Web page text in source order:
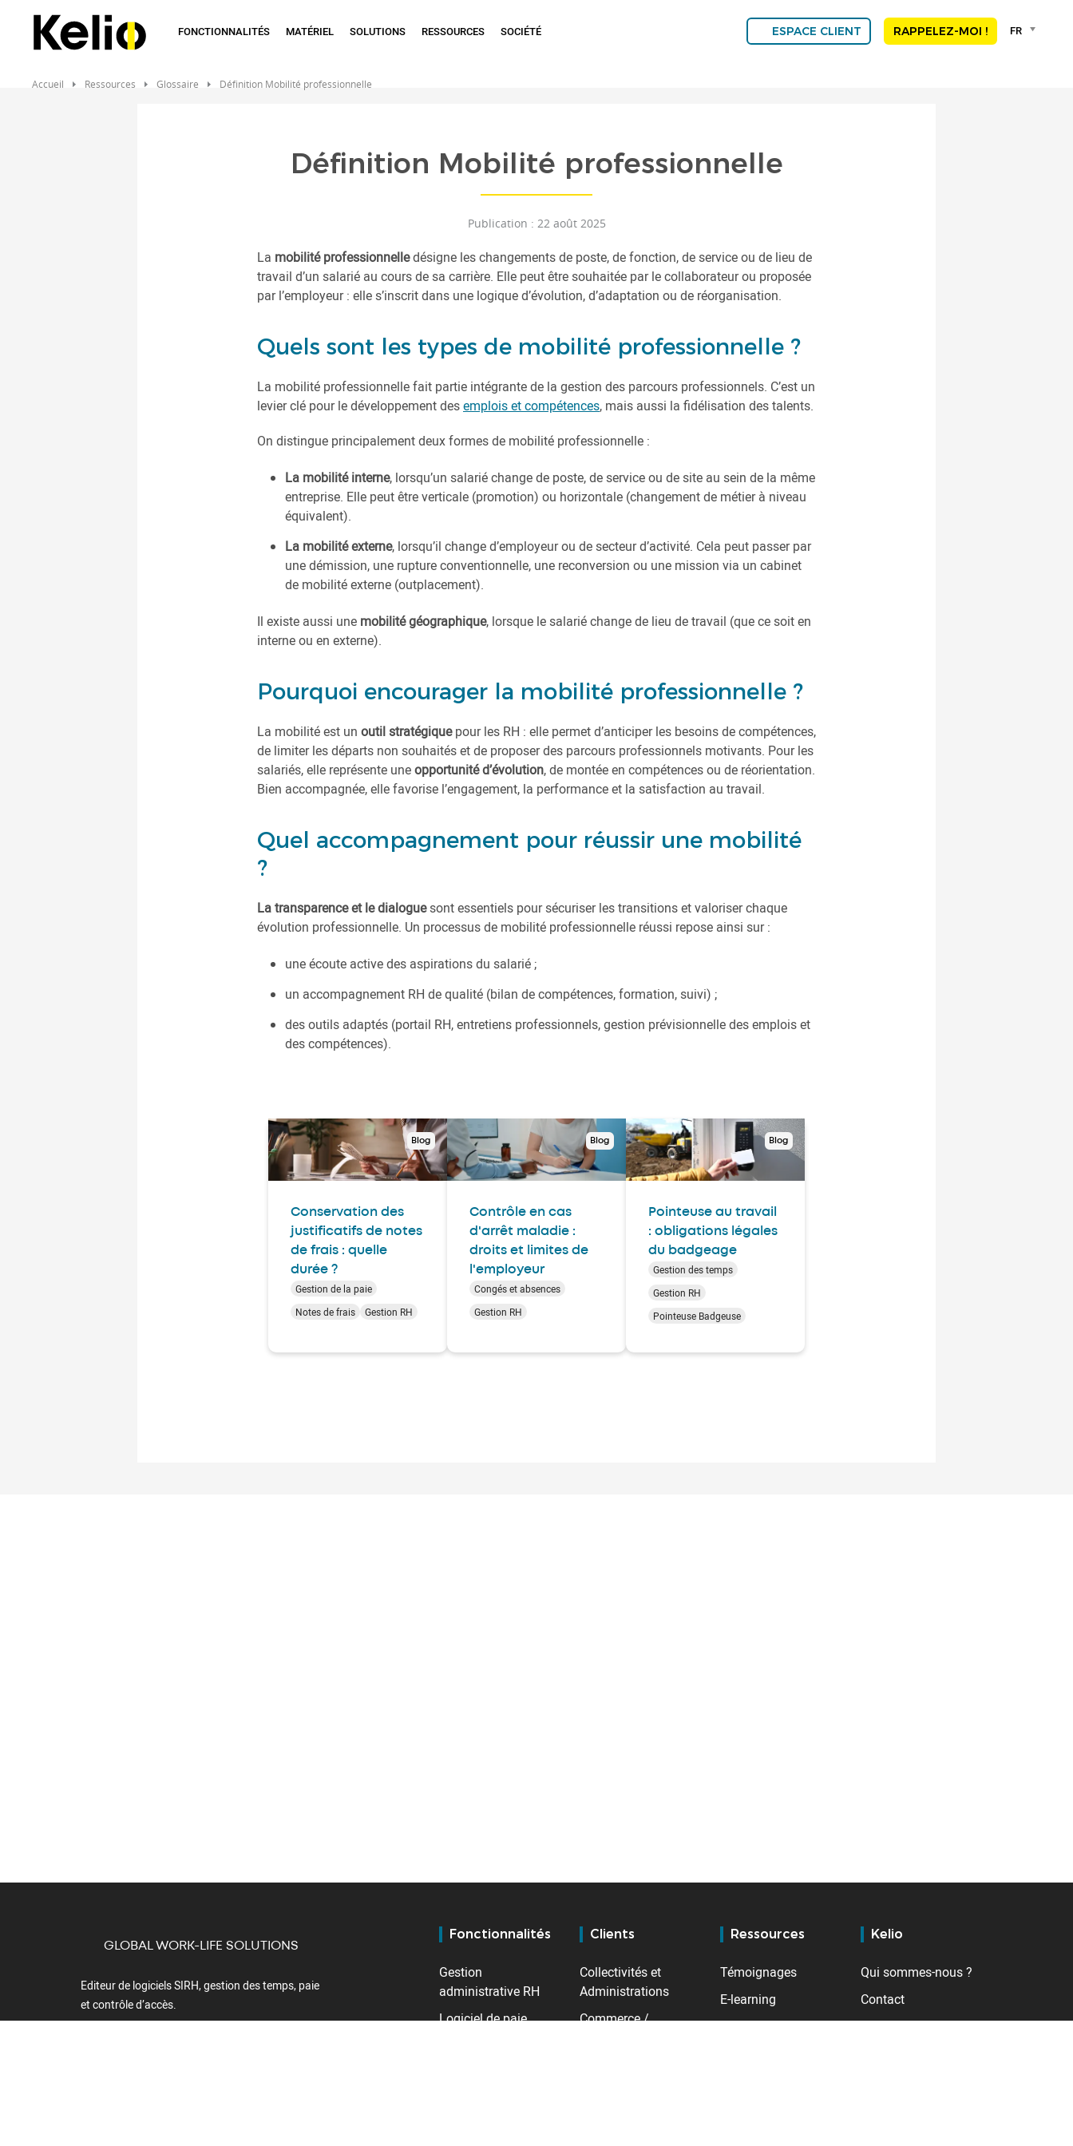
contenu
FONCTIONNALITÉS MATÉRIEL SOLUTIONS RESSOURCES SOCIÉTÉ ESPACE CLIENT RAPPELEZ-MOI !
Language
FR
Accueil Ressources Glossaire Définition Mobilité professionnelle
Définition Mobilité professionnelle
Publication : 22 août 2025
La mobilité professionnelledésigne les changements de poste, de fonction, de service ou de lieu de
travail d’un salarié au cours de sa carrière. Elle peut être souhaitée par le collaborateur ou proposée
par l’employeur : elle s’inscrit dans une logique d’évolution, d’adaptation ou de réorganisation.
Quels sont les types de mobilité professionnelle ?
La mobilité professionnelle fait partie intégrante de la gestion des parcours professionnels. C’est un
levier clé pour le développement desemplois et compétences, mais aussi la fidélisation des talents.
On distingue principalement deux formes de mobilité professionnelle :
La mobilité interne, lorsqu’un salarié change de poste, de service ou de site au sein de la même
entreprise. Elle peut être verticale (promotion) ou horizontale (changement de métier à niveau
équivalent).
La mobilité externe, lorsqu’il change d’employeur ou de secteur d’activité. Cela peut passer par
une démission, une rupture conventionnelle, une reconversion ou une mission via un cabinet
de mobilité externe (outplacement).
Il existe aussi une mobilité géographique, lorsque le salarié change de lieu de travail (que ce soit en
interne ou en externe).
Pourquoi encourager la mobilité professionnelle ?
La mobilité est un outil stratégiquepour les RH : elle permet d’anticiper les besoins de compétences,
de limiter les départs non souhaités et de proposer des parcours professionnels motivants. Pour les
salariés, elle représente uneopportunité d’évolution, de montée en compétences ou de réorientation.
Bien accompagnée, elle favorise l’engagement, la performance et la satisfaction au travail.
Quel accompagnement pour réussir une mobilité
?
La transparence et le dialoguesont essentiels pour sécuriser les transitions et valoriser chaque
évolution professionnelle. Un processus de mobilité professionnelle réussi repose ainsi sur :
une écoute active des aspirations du salarié ;
un accompagnement RH de qualité (bilan de compétences, formation, suivi) ;
des outils adaptés (portail RH, entretiens professionnels, gestion prévisionnelle des emplois et
des compétences).
Blog
Conservation des
justificatifs de notes
de frais : quelle
durée ?
Gestion de la paie
Notes de frais
Gestion RH
Blog
Contrôle en cas
d'arrêt maladie :
droits et limites de
l'employeur
Congés et absences
Gestion RH
Blog
Pointeuse au travail
: obligations légales
du badgeage
Gestion des temps
Gestion RH
Pointeuse Badgeuse
Fonctionnalités
Gestion
administrative RH
Logiciel de paie
Clients
Collectivités et
Administrations
Commerce /
Ressources
Témoignages
E-learning
Baromètre RH
Kelio
Qui sommes-nous ?
Contact
Emploi
GLOBAL WORK-LIFE SOLUTIONS
Editeur de logiciels SIRH, gestion des temps, paie
et contrôle d’accès.